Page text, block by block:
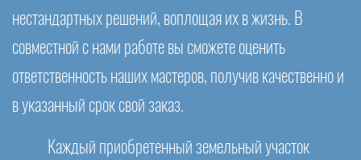
нестандартных решений, воплощая их в жизнь. В
совместной с нами работе вы сможете оценить
ответственность наших мастеров, получив качественно и
в указанный срок свой заказ.
Каждый приобретенный земельный участок